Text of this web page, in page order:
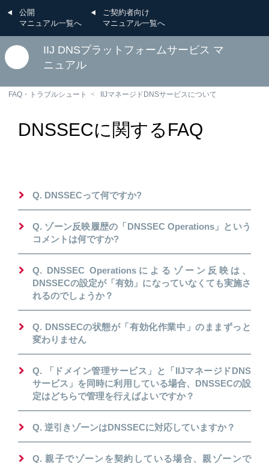
公開
マニュアル一覧へ
ご契約者向け
マニュアル一覧へ
IIJ DNSプラットフォームサービス マ
ニュアル
FAQ・トラブルシュート IIJマネージドDNSサービスについて
DNSSECに関するFAQ
Q. DNSSECって何ですか?
Q. ゾーン反映履歴の「DNSSEC Operations」という
コメントは何ですか?
Q. DNSSEC Operationsによるゾーン反映は、
DNSSECの設定が「有効」になっていなくても実施さ
れるのでしょうか？
Q. DNSSECの状態が「有効化作業中」のままずっと
変わりません
Q. 「ドメイン管理サービス」と「IIJマネージドDNS
サービス」を同時に利用している場合、DNSSECの設
定はどちらで管理を行えばよいですか？
Q. 逆引きゾーンはDNSSECに対応していますか？
Q. 親子でゾーンを契約している場合、親ゾーンで